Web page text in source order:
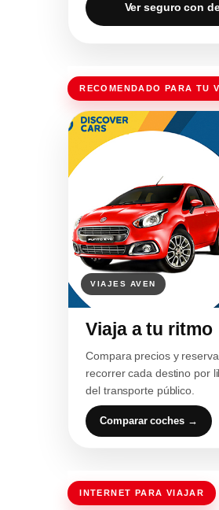
Ver seguro con
RECOMENDADO PARA TU
Viaja a tu ritmo
Compara precios y
recorrer cada destino por
del transporte público.
Comparar coches →
INTERNET PARA VIAJAR